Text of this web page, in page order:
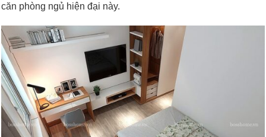
căn phòng ngủ hiện đại này.